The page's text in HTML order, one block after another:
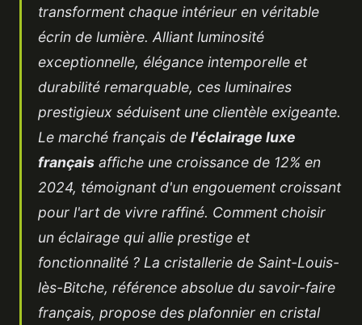
transforment chaque intérieur en véritable
écrin de lumière. Alliant luminosité
exceptionnelle, élégance intemporelle et
durabilité remarquable, ces luminaires
prestigieux séduisent une clientèle exigeante.
Le marché français de l'éclairage luxe
français affiche une croissance de 12% en
2024, témoignant d'un engouement croissant
pour l'art de vivre raffiné. Comment choisir
un éclairage qui allie prestige et
fonctionnalité ? La cristallerie de Saint-Louis-
lès-Bitche, référence absolue du savoir-faire
français, propose des plafonnier en cristal